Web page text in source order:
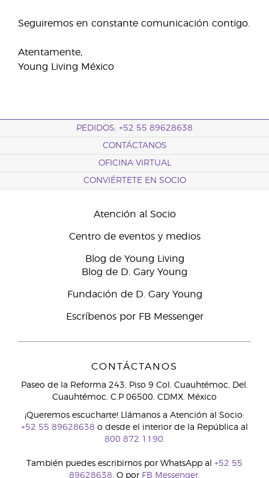
Seguiremos en constante comunicación contigo.
Atentamente,
Young Living México
PEDIDOS: +52 55 89628638
CONTÁCTANOS
OFICINA VIRTUAL
CONVIÉRTETE EN SOCIO
Atención al Socio
Centro de eventos y medios
Blog de Young Living
Blog de D. Gary Young
Fundación de D. Gary Young
Escríbenos por FB Messenger
CONTÁCTANOS
Paseo de la Reforma 243, Piso 9 Col. Cuauhtémoc, Del.
Cuauhtémoc. C.P 06500. CDMX. México
¡Queremos escucharte! Llámanos a Atención al Socio:
+52 55 89628638 o desde el interior de la República al
800 872 1190.
También puedes escribirnos por WhatsApp al +52 55
89628638. O por FB Messenger.